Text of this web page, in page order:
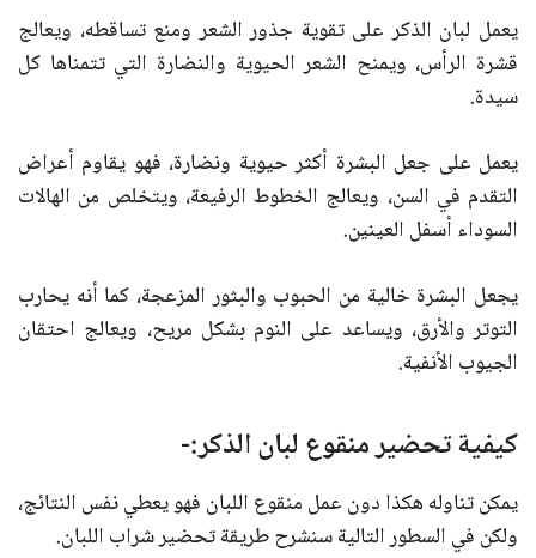
يعمل لبان الذكر على تقوية جذور الشعر ومنع تساقطه، ويعالج
قشرة الرأس، ويمنح الشعر الحيوية والنضارة التي تتمناها كل
سيدة.
يعمل على جعل البشرة أكثر حيوية ونضارة، فهو يقاوم أعراض
التقدم في السن، ويعالج الخطوط الرفيعة، ويتخلص من الهالات
السوداء أسفل العينين.
يجعل البشرة خالية من الحبوب والبثور المزعجة، كما أنه يحارب
التوتر والأرق، ويساعد على النوم بشكل مريح، ويعالج احتقان
الجيوب الأنفية.
كيفية تحضير منقوع لبان الذكر:-
يمكن تناوله هكذا دون عمل منقوع اللبان فهو يعطي نفس النتائج،
ولكن في السطور التالية سنشرح طريقة تحضير شراب اللبان.